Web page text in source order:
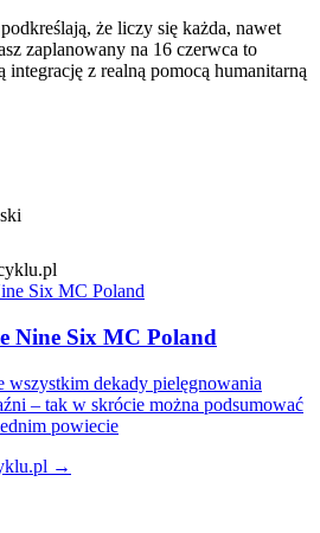
że liczy się każda, nawet
zaplanowany na 16 czerwca to
integrację z realną pomocą humanitarną
Nine Six MC Poland
wszystkim dekady pielęgnowania
– tak w skrócie można podsumować
powiecie
→